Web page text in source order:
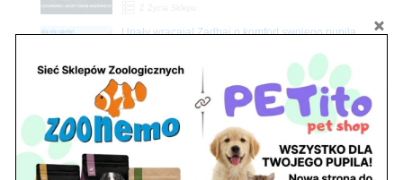
Promocje
Upały wracają! Zadbaj o komfort swojego pupila
Z Życia Sklepu
Petito Pet Shop – Internetowy Sklep Zoologiczny
Online! Wszystko Dla Twojego Pupila | ZooNemo